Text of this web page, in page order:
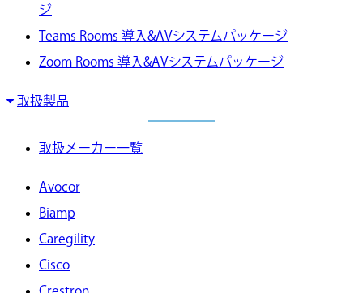
ジ
Teams Rooms 導入&AVシステムパッケージ
Zoom Rooms 導入&AVシステムパッケージ
取扱製品
取扱メーカー一覧
Avocor
Biamp
Caregility
Cisco